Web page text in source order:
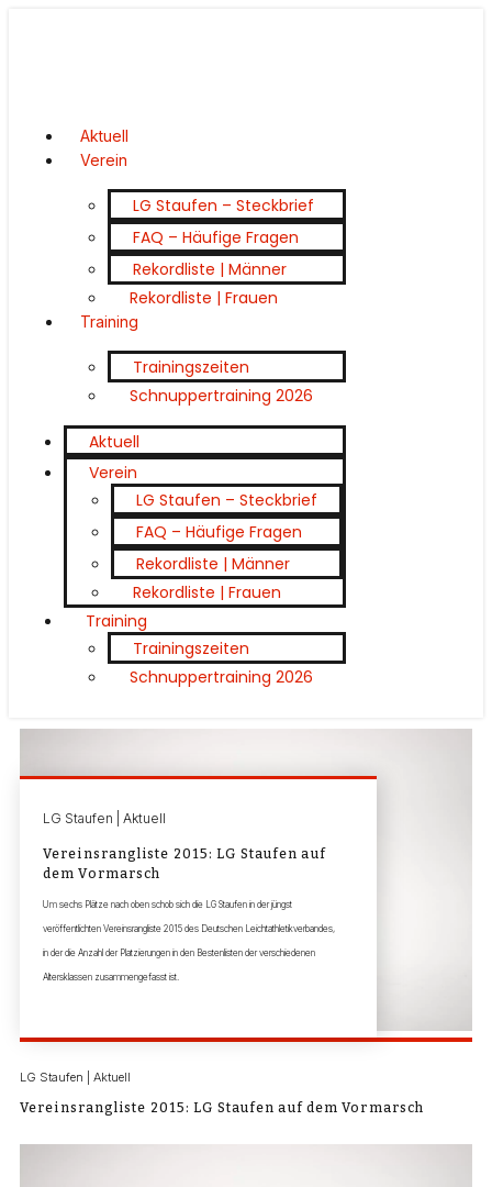
Aktuell
Verein
LG Staufen – Steckbrief
FAQ – Häufige Fragen
Rekordliste | Männer
Rekordliste | Frauen
Training
Trainingszeiten
Schnuppertraining 2026
Aktuell
Verein
LG Staufen – Steckbrief
FAQ – Häufige Fragen
Rekordliste | Männer
Rekordliste | Frauen
Training
Trainingszeiten
Schnuppertraining 2026
LG Staufen | Aktuell
Vereinsrangliste 2015: LG Staufen auf
dem Vormarsch
Um sechs Plätze nach oben schob sich die LG Staufen in der jüngst
veröffentlichten Vereinsrangliste 2015 des Deutschen Leichtathletikverbandes,
in der die Anzahl der Platzierungen in den Bestenlisten der verschiedenen
Altersklassen zusammengefasst ist.
LG Staufen | Aktuell
Vereinsrangliste 2015: LG Staufen auf dem Vormarsch